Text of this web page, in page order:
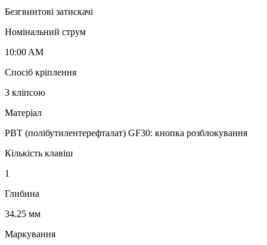
Безгвинтові затискачі
Номінальний струм
10:00 AM
Спосіб кріплення
З кліпсою
Матеріал
PBT (полібутилентерефталат) GF30: кнопка розблокування
Кількість клавіш
1
Глибина
34.25 мм
Маркування